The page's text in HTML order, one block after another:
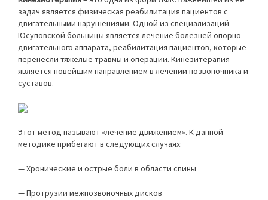
задач является физическая реабилитация пациентов с
двигательными нарушениями. Одной из специализаций
Юсуповской больницы является лечение болезней опорно-
двигательного аппарата, реабилитация пациентов, которые
перенесли тяжелые травмы и операции. Кинезитерапия
является новейшим направлением в лечении позвоночника и
суставов.
Этот метод называют «лечение движением». К данной
методике прибегают в следующих случаях:
— Хронические и острые боли в области спины
— Протрузии межпозвоночных дисков